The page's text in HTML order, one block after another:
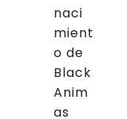
naci
mient
o de
Black
Anim
as